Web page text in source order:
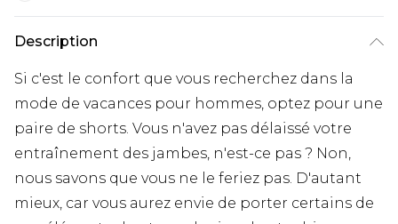
Description
Si c'est le confort que vous recherchez dans la
mode de vacances pour hommes, optez pour une
paire de shorts. Vous n'avez pas délaissé votre
entraînement des jambes, n'est-ce pas ? Non,
nous savons que vous ne le feriez pas. D'autant
mieux, car vous aurez envie de porter certains de